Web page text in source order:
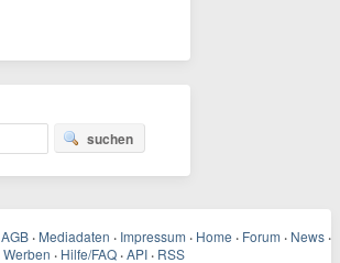
suchen
AGB · Mediadaten · Impressum · Home · Forum · News ·
Werben · Hilfe/FAQ · API · RSS